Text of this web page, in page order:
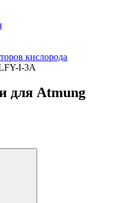
кислорода
I-3A
для Atmung